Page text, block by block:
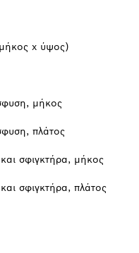
μήκος x ύψος)
μήκος
πλάτος
σφιγκτήρα, μήκος
σφιγκτήρα, πλάτος